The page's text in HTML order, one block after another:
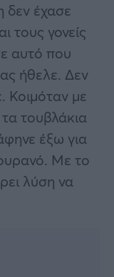
δεν έχασε
τους γονείς
αυτό που
ήθελε. Δεν
Κοιμόταν με
τουβλάκια
έξω για
Με το
λύση να